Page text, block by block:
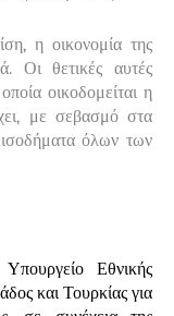
η οικονομία της
Οι θετικές αυτές
οικοδομείται η
με σεβασμό στα
όλων των
Εθνικής
και Τουρκίας για